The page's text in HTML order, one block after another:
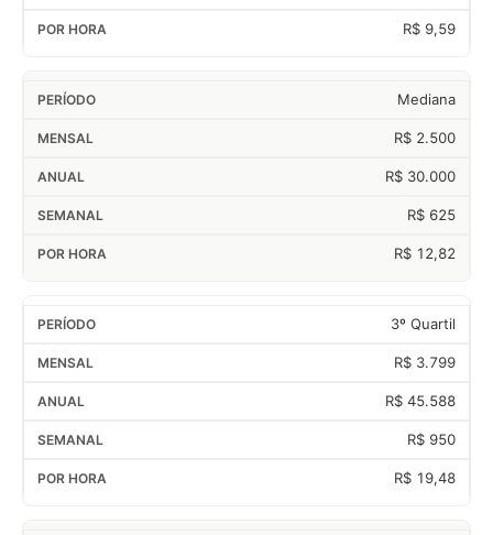
R$ 9,59
Mediana
R$ 2.500
R$ 30.000
R$ 625
R$ 12,82
3º Quartil
R$ 3.799
R$ 45.588
R$ 950
R$ 19,48